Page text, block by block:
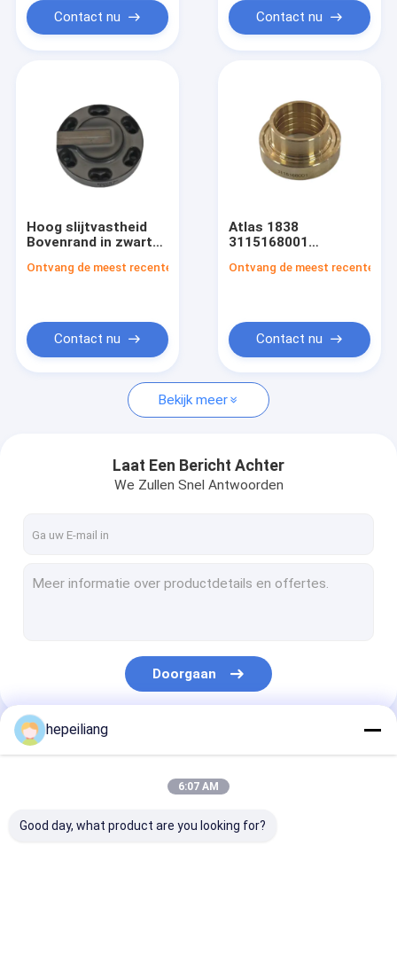
Video's
VR-show
Neem contact met ons op
Deeltjes voor de boor van rotsen
De Toebehoren van de rotsboor
Ingepaste Koppelingskoker
Contact nu Contact nu
Hoog slijtvastheid
Bovenrand in zwart
25 101062742
Ontvang de meest recente Prijs
Contact nu
Atlas 1838
3115168001
Hoog
Ontvang de meest recente
Contact nu
Bekijk meer
Laat Een Bericht Achter
We Zullen Snel Antwoorden
Doorgaan
Onze Categorieën
hepeiliang
6:07 AM
Good day, what product are you looking for?